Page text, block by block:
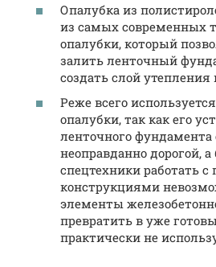
Опалубка из
из самых современных
опалубки, который
залить ленточный
создать слой
Реже всего
опалубки, так как его
ленточного фундамента
неоправданно дорогой,
спецтехники работать
конструкциями
элементы
превратить в уже
практически не